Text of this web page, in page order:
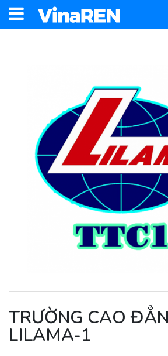
TRƯỜNG CAO
LILAMA-1